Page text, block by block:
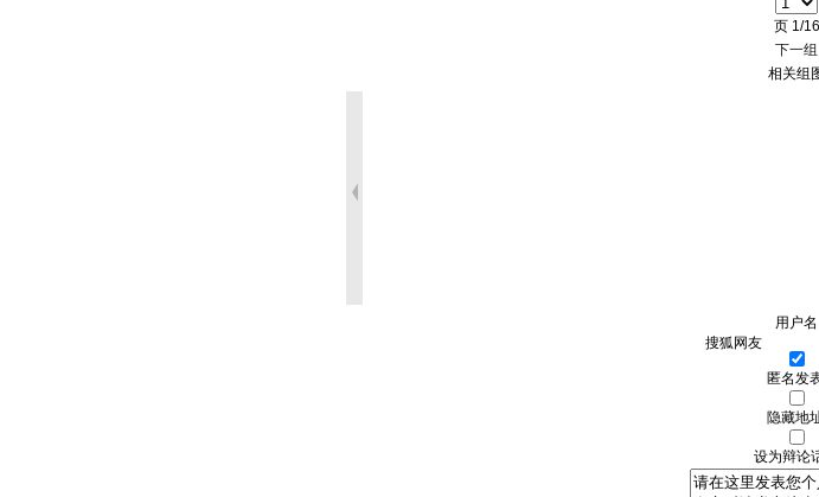
页 1/16
下一组
相关组
用户名
匿名发
隐藏地
设为辩论